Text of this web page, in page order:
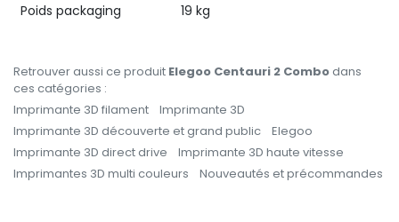
Poids packaging
19 kg
Retrouver aussi ce produit Elegoo Centauri 2 Combodans
ces catégories :
Imprimante 3D filament
Imprimante 3D
Imprimante 3D découverte et grand public
Elegoo
Imprimante 3D direct drive
Imprimante 3D haute vitesse
Imprimantes 3D multi couleurs
Nouveautés et précommandes